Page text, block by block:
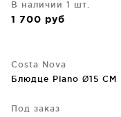
В наличии 1 шт.
1 700 руб
Costa Nova
Блюдце Plano Ø15 CM
Под заказ